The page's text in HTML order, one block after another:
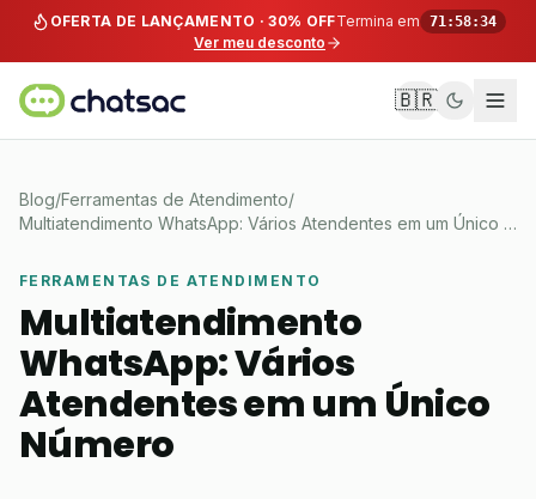
Pular para o conteúdo
OFERTA DE LANÇAMENTO · 30% OFFTermina em 71:58:34
Ver meu desconto
🇧🇷
Blog/Ferramentas de Atendimento/
Multiatendimento WhatsApp: Vários Atendentes em um Único Número
FERRAMENTAS DE ATENDIMENTO
Multiatendimento
WhatsApp: Vários
Atendentes em um Único
Número